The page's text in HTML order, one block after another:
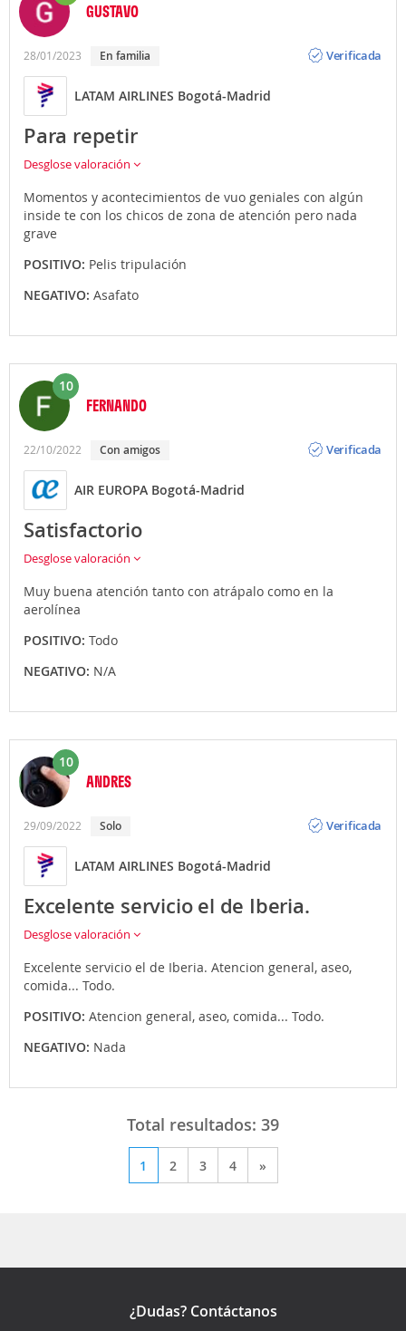
GUSTAVO
28/01/2023 En familia
Verificada
LATAM AIRLINES Bogotá-Madrid
Para repetir
Desglose valoración
Momentos y acontecimientos de vuo geniales con algún
inside te con los chicos de zona de atención pero nada
grave
POSITIVO: Pelis tripulación
NEGATIVO: Asafato
10
FERNANDO
22/10/2022 Con amigos
Verificada
AIR EUROPA Bogotá-Madrid
Satisfactorio
Desglose valoración
Muy buena atención tanto con atrápalo como en la
aerolínea
POSITIVO: Todo
NEGATIVO: N/A
10
ANDRES
29/09/2022 Solo
Verificada
LATAM AIRLINES Bogotá-Madrid
Excelente servicio el de Iberia.
Desglose valoración
Excelente servicio el de Iberia. Atencion general, aseo,
comida... Todo.
POSITIVO: Atencion general, aseo, comida... Todo.
NEGATIVO: Nada
Total resultados: 39
1 2 3 4 »
¿Dudas? Contáctanos